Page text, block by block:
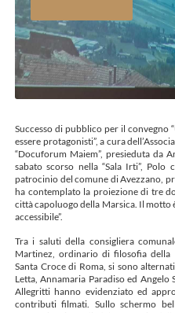
Successo di pubblico per il convegno
essere protagonisti”, a cura
“Docuforum Maiem”, presieduta da
sabato scorso nella “Sala Irti”, Polo
patrocinio del comune di Avezzano,
ha contemplato la proiezione di tre
città capoluogo della Marsica. Il
accessibile”.
Tra i saluti della consigliera
Martinez, ordinario di filosofia della
Santa Croce di Roma, si sono
Letta, Annamaria Paradiso ed
Allegritti hanno evidenziato ed
contributi filmati. Sullo schermo